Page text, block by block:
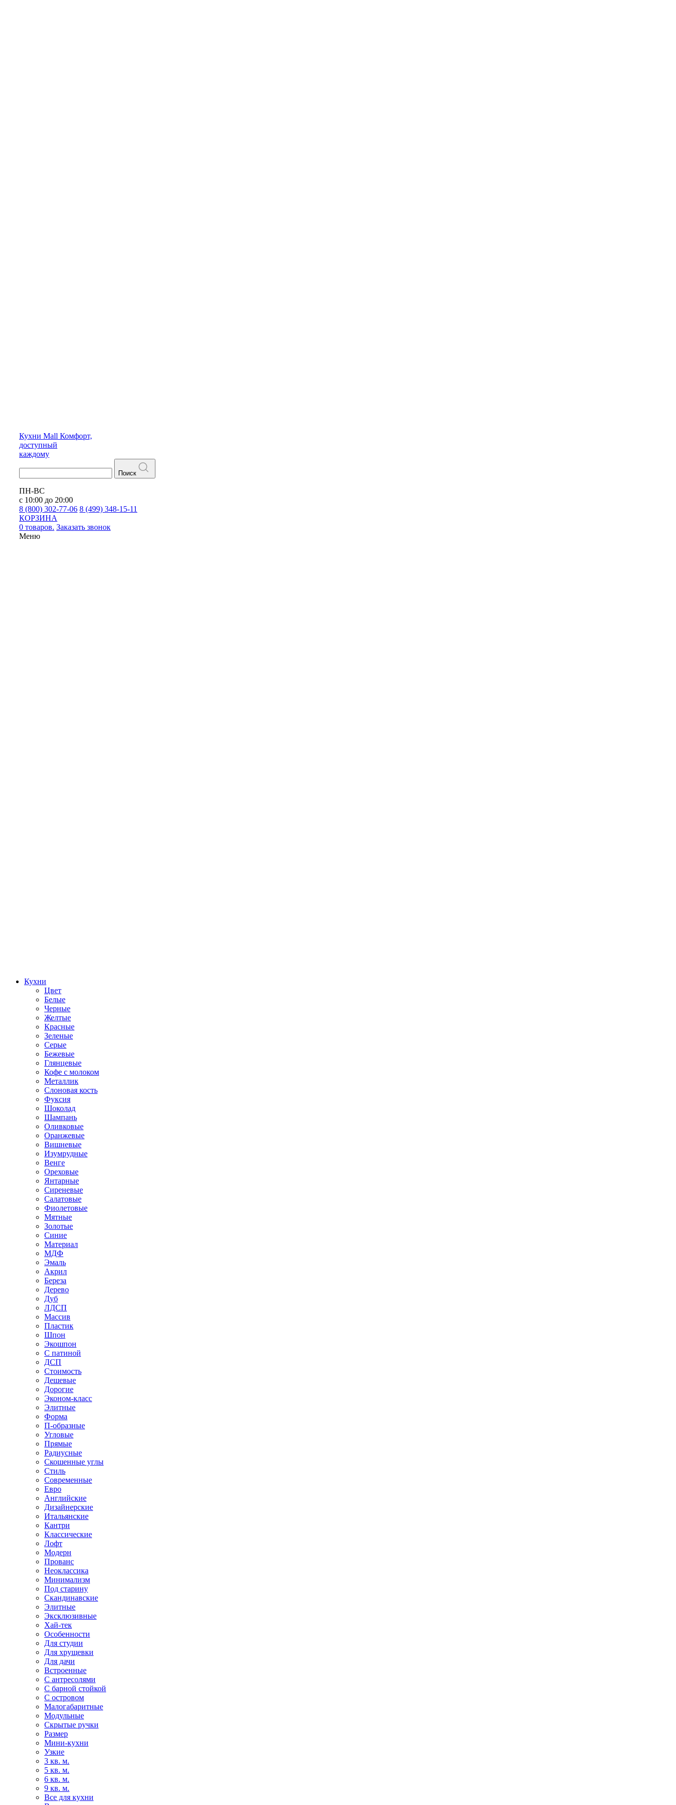
Кухни Mall Комфорт,
доступный
каждому
Поиск
ПН-ВС
с 10:00 до 20:00
8 (800) 302-77-06 8 (499) 348-15-11
КОРЗИНА
0 товаров. Заказать звонок
Меню
Кухни
Цвет
Белые
Черные
Желтые
Красные
Зеленые
Серые
Бежевые
Глянцевые
Кофе с молоком
Металлик
Слоновая кость
Фуксия
Шоколад
Шампань
Оливковые
Оранжевые
Вишневые
Изумрудные
Венге
Ореховые
Янтарные
Сиреневые
Салатовые
Фиолетовые
Мятные
Золотые
Синие
Материал
МДФ
Эмаль
Акрил
Береза
Дерево
Дуб
ЛДСП
Массив
Пластик
Шпон
Экошпон
С патиной
ДСП
Стоимость
Дешевые
Дорогие
Эконом-класс
Элитные
Форма
П-образные
Угловые
Прямые
Радиусные
Скошенные углы
Стиль
Современные
Евро
Английские
Дизайнерские
Итальянские
Кантри
Классические
Лофт
Модерн
Прованс
Неоклассика
Минимализм
Под старину
Скандинавские
Элитные
Эксклюзивные
Хай-тек
Особенности
Для студии
Для хрущевки
Для дачи
Встроенные
С антресолями
С барной стойкой
С островом
Малогабаритные
Модульные
Скрытые ручки
Размер
Мини-кухни
Узкие
3 кв. м.
5 кв. м.
6 кв. м.
9 кв. м.
Все для кухни